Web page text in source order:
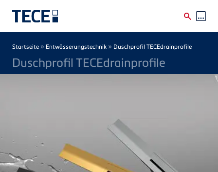
Breadcrumb
Startseite » Entwässerungstechnik » Duschprofil TECEdrainprofile
Duschprofil TECEdrainprofile